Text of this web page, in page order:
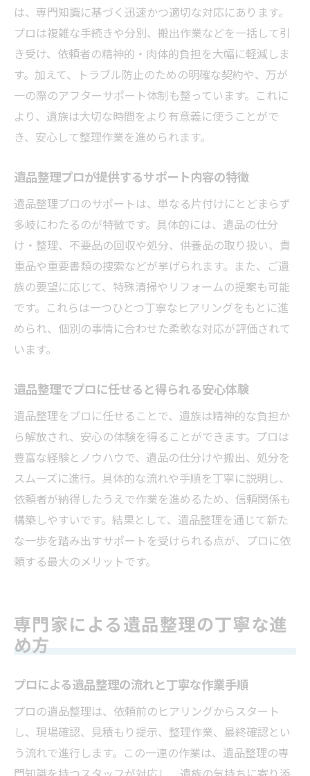
遺品整理プロならではの細やかな配慮とは
プロが勧める遺品整理サービスの選び方
遺品整理における誠実な対応のチェック法
遺品整理プロの誠実な対応を見極める方法
遺品整理プロが実践する誠実な作業とは何
遺品整理プロの誠実さを確認するチェック
項目
遺品整理プロが重視する倫理観と対応力
遺品整理を依頼する前に知っておきたいこと
遺品整理プロに依頼前の基本ポイントを解
説
遺品整理でプロに相談する際の準備事項
遺品整理プロ依頼時の注意点と確認事項
遺品整理プロのサービス比較で気を付けた
は、専門知識に基づく迅速かつ適切な対応にあります。
プロは複雑な手続きや分別、搬出作業などを一括して引
き受け、依頼者の精神的・肉体的負担を大幅に軽減しま
す。加えて、トラブル防止のための明確な契約や、万が
一の際のアフターサポート体制も整っています。これに
より、遺族は大切な時間をより有意義に使うことがで
き、安心して整理作業を進められます。
遺品整理プロが提供するサポート内容の特徴
遺品整理プロのサポートは、単なる片付けにとどまらず
多岐にわたるのが特徴です。具体的には、遺品の仕分
け・整理、不要品の回収や処分、供養品の取り扱い、貴
重品や重要書類の捜索などが挙げられます。また、ご遺
族の要望に応じて、特殊清掃やリフォームの提案も可能
です。これらは一つひとつ丁寧なヒアリングをもとに進
められ、個別の事情に合わせた柔軟な対応が評価されて
います。
遺品整理でプロに任せると得られる安心体験
遺品整理をプロに任せることで、遺族は精神的な負担か
ら解放され、安心の体験を得ることができます。プロは
豊富な経験とノウハウで、遺品の仕分けや搬出、処分を
スムーズに進行。具体的な流れや手順を丁寧に説明し、
依頼者が納得したうえで作業を進めるため、信頼関係も
構築しやすいです。結果として、遺品整理を通じて新た
な一歩を踏み出すサポートを受けられる点が、プロに依
頼する最大のメリットです。
専門家による遺品整理の丁寧な進
め方
プロによる遺品整理の流れと丁寧な作業手順
プロの遺品整理は、依頼前のヒアリングからスタート
し、現場確認、見積もり提示、整理作業、最終確認とい
う流れで進行します。この一連の作業は、遺品整理の専